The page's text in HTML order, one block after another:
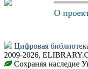
О
Цифровая
2009-2026,
Сохраняя наследие